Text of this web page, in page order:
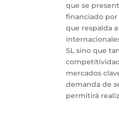
que se
financiado por
que respalda
SL sino que
mercados
demanda de
permitirá